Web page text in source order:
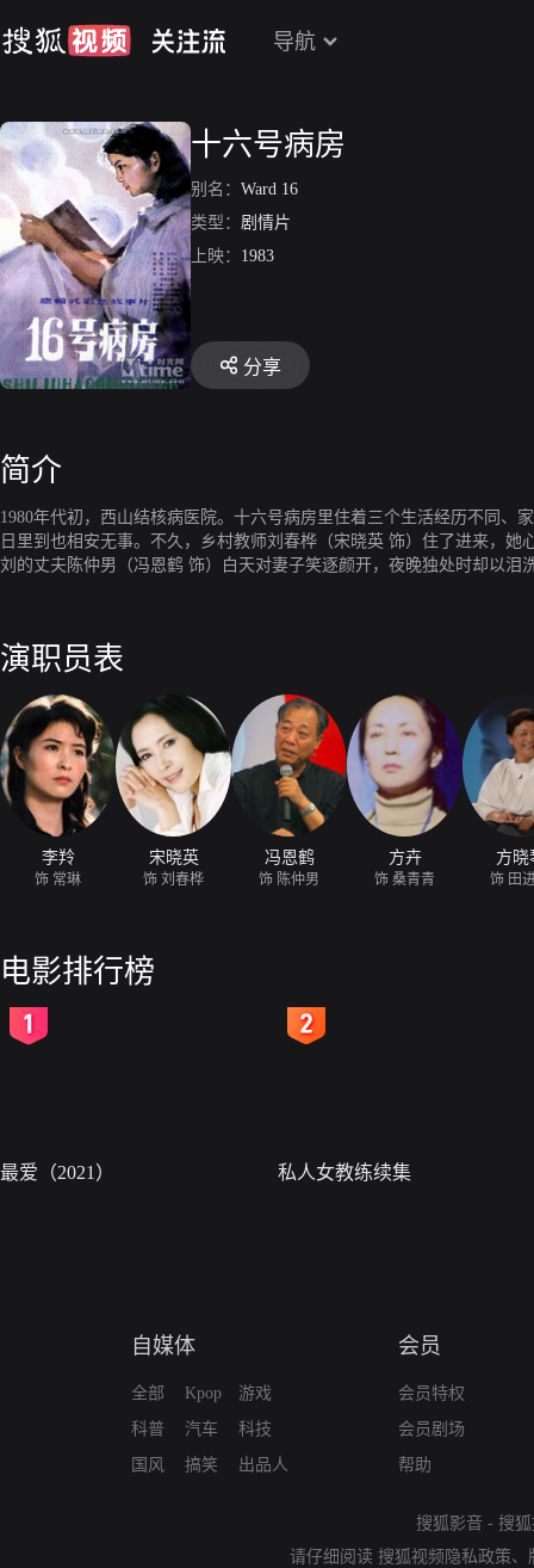
导航
十六号病房
别名： Ward 16
类型： 剧情片
上映： 1983
分享
简介
1980年代初，西山结核病医院。十六号病房里住着三个生活经历不同
日里到也相安无事。不久，乡村教师刘春桦（宋晓英 饰）住了进来，
刘的丈夫陈仲男（冯恩鹤 饰）白天对妻子笑逐颜开，夜晚独处时却以
演职员表
李羚
饰 常琳
宋晓英
饰 刘春桦
冯恩鹤
饰 陈仲男
方卉
饰 桑青青
方晓
饰 田
电影排行榜
最爱（2021） 私人女教练续集
自媒体
全部
科普
国风
Kpop
汽车
搞笑
游戏
科技
出品人
会员
会员特权
会员剧场
帮助
搜狐影音 - 搜
请仔细阅读 搜狐视频隐私政策、